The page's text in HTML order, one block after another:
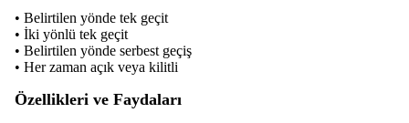
• Belirtilen yönde tek geçit
• İki yönlü tek geçit
• Belirtilen yönde serbest geçiş
• Her zaman açık veya kilitli
Özellikleri ve Faydaları